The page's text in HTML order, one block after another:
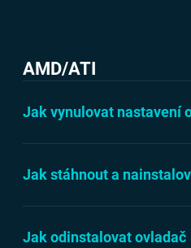
AMD/ATI
Jak vynulovat nastavení
Jak stáhnout a
Jak odinstalovat ovladač